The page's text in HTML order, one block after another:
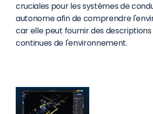
cruciales pour les systèmes de
autonome afin de comprendre
car elle peut fournir des
continues de l'environnement.